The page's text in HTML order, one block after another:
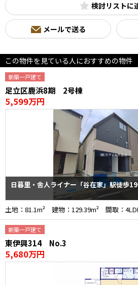
検討リスト
メールで送る
この物件を見ている人におすすめの物件
新築一戸建て
足立区鹿浜8期 2号棟
5,599万円
日暮里・舎人ライナー「谷在家」駅徒歩
土地：81.1m² 建物：129.39m² 間取：
新築一戸建て
東伊興314 No.3
5,680万円